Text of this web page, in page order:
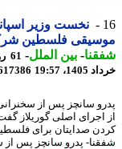
نخست وزیر اسپانیا
فلسطین شرکت
-بین الملل-
19:57
81617386
سانچز پس از سخنرانی
اصلی گوریلاز گفت:
صدایتان برای فلسطین
پدرو سانچز پس از